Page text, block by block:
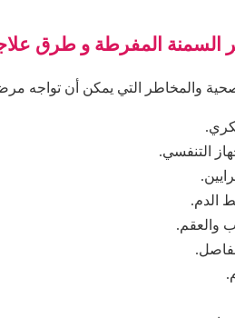
السمنة المفرطة و طرق
والمخاطر التي يمكن أن تواجه
التنفسي.
الدم.
والعقم.